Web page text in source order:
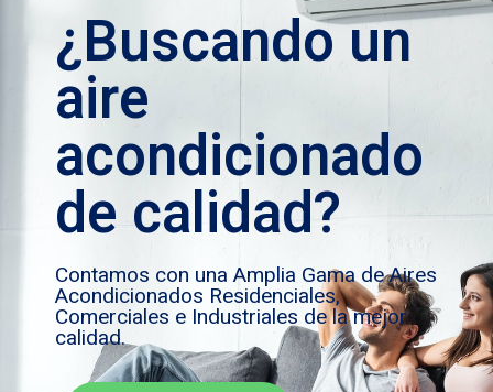
¿Buscando un
aire
acondicionado
de calidad?
Contamos con una Amplia Gama de Aires
Acondicionados Residenciales,
Comerciales e Industriales de la mejor
calidad.